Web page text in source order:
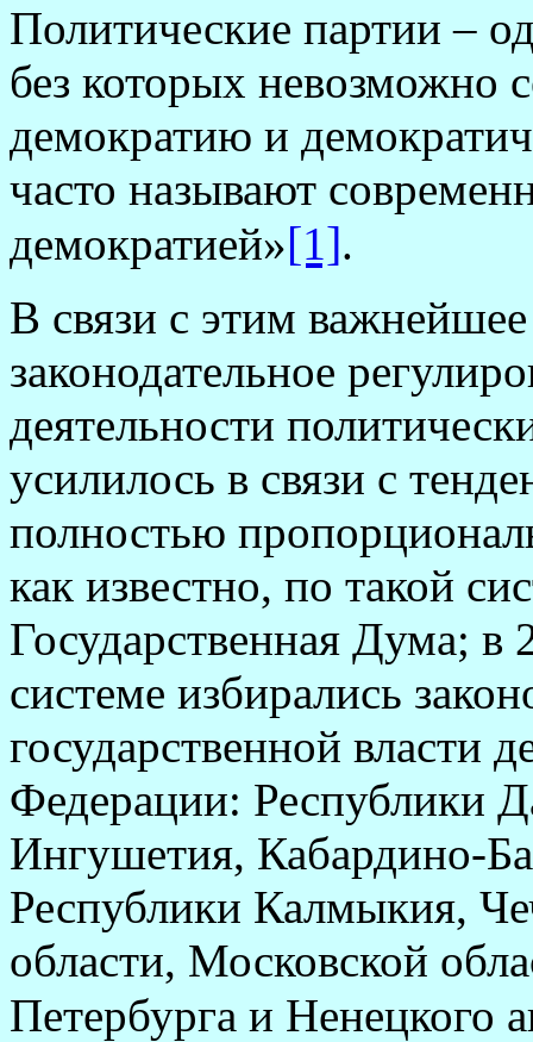
Политические партии –
без которых невозможно
демократию и
часто называют
демократией»[1].
В связи с этим
законодательное
деятельности
усилилось в связи с
полностью
как известно, по такой
Государственная Дума; в
системе избирались
государственной власти
Федерации: Республики
Ингушетия, Кабардино-
Республики Калмыкия,
области, Московской
Петербурга и Ненецкого